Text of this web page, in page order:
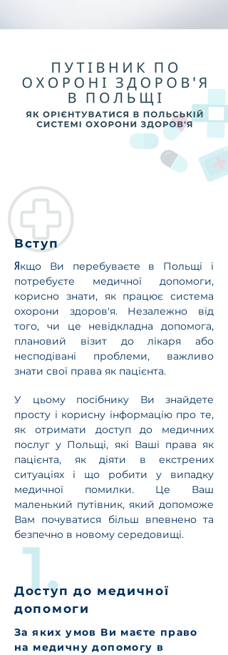
Вступ
Якщо Ви перебуваєте в Польщі і
потребуєте медичної допомоги,
корисно знати, як працює система
охорони здоров'я. Незалежно від
того, чи це невідкладна допомога,
плановий візит до лікаря або
несподівані проблеми, важливо
знати свої права як пацієнта.
У цьому посібнику Ви знайдете
просту і корисну інформацію про те,
як отримати доступ до медичних
послуг у Польщі, які Ваші права як
пацієнта, як діяти в екстрених
ситуаціях і що робити у випадку
медичної помилки. Це Ваш
маленький путівник, який допоможе
Вам почуватися більш впевнено та
безпечно в новому середовищі.
Доступ до медичної
допомоги
За яких умов Ви маєте право
на медичну допомогу в